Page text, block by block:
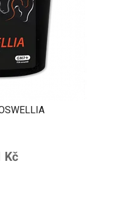
Kč